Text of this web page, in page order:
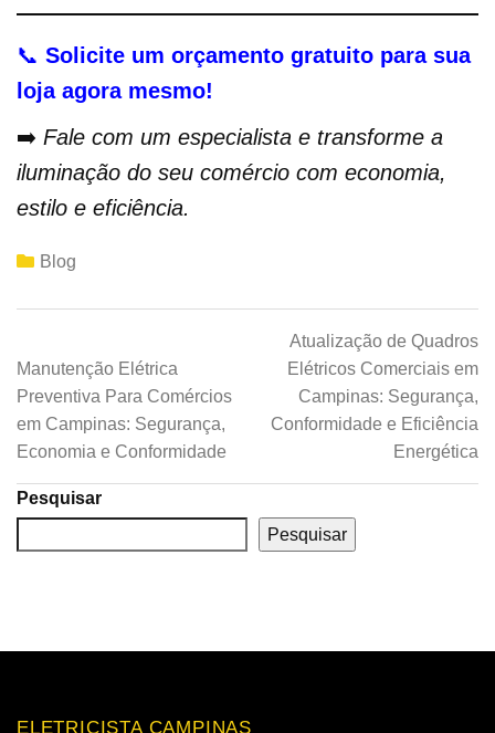
📞 Solicite um orçamento gratuito para sua
loja agora mesmo!
➡️ Fale com um especialista e transforme a
iluminação do seu comércio com economia,
estilo e eficiência.
Blog
Manutenção Elétrica
Preventiva Para Comércios
em Campinas: Segurança,
Economia e Conformidade
Atualização de Quadros
Elétricos Comerciais em
Campinas: Segurança,
Conformidade e Eficiência
Energética
Pesquisar
Pesquisar
ELETRICISTA CAMPINAS